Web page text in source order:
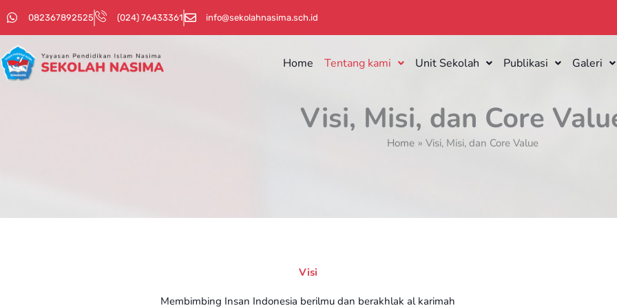
to
082367892525 (024) 76433361 info@sekolahnasima.sch.id
Home Tentang kami Unit Sekolah Publikasi Galeri
Visi, Misi, dan Core
Home Visi, Misi, dan Core Value
Visi
Membimbing Insan Indonesia berilmu dan berakhlak al karimah